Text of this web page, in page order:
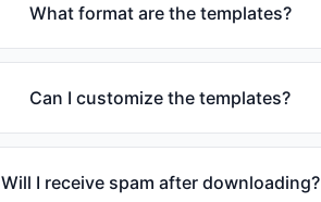
What format are the templates?
Can I customize the templates?
Will I receive spam after downloading?